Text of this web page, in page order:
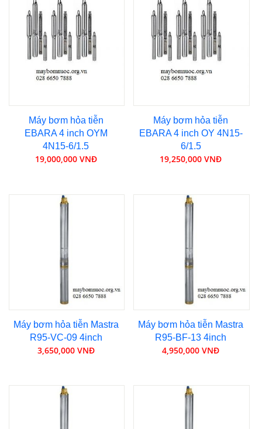
Máy bơm hỏa tiễn
EBARA 4 inch OYM
4N15-6/1.5
19,000,000 VNĐ
Máy bơm hỏa tiễn
EBARA 4 inch OY 4N15-
6/1.5
19,250,000 VNĐ
Máy bơm hỏa tiễn Mastra
R95-VC-09 4inch
3,650,000 VNĐ
Máy bơm hỏa tiễn Mastra
R95-BF-13 4inch
4,950,000 VNĐ